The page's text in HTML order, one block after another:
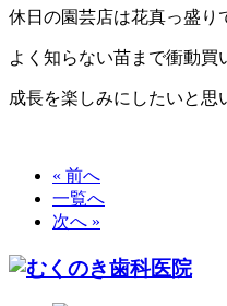
休日の園芸店は花真っ盛り
よく知らない苗まで衝動買
成長を楽しみにしたいと思
« 前へ
一覧へ
次へ »